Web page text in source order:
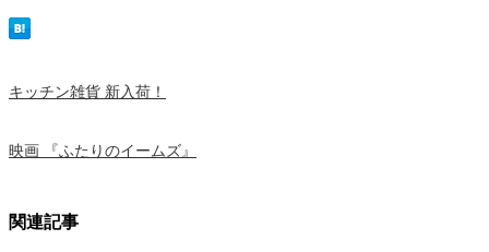
キッチン雑貨 新入荷！
映画 『ふたりのイームズ』
関連記事